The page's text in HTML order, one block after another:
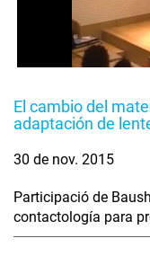
El cambio del
adaptación de
30 de nov. 2015
Participació de
contactología para